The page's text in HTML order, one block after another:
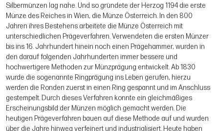
Silbermünzen lag nahe. Und so gründete der Herzog 1194 die erste
Münze des Reiches in Wien, die Münze Österreich. In den 800
Jahren ihres Bestehens arbeitete die Münze Österreich mit
unterschiedlichen Prägeverfahren. Verwendeten die ersten Münzer
bis ins 16. Jahrhundert hinein noch einen Prägehammer, wurden in
den darauf folgenden Jahrhunderten immer bessere und
hochwertigere Methoden zur Münzprägung entwickelt. Ab 1830
wurde die sogenannte Ringprägung ins Leben gerufen, hierzu
werden die Ronden zuerst in einen Ring gespannt und im Anschluss
gestempelt. Durch dieses Verfahren konnte ein gleichmäßiges
Erscheinungsbild der Münzen möglich gemacht werden. Die
heutigen Prägeverfahren bauen auf diese Methode auf und wurden
über die Jahre hinweg verfeinert und industrialisiert. Heute haben